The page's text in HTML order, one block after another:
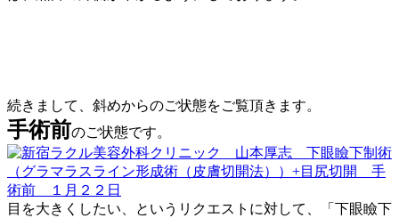
続きまして、斜めからのご状態をご覧頂きます。
手術前のご状態です。
目を大きくしたい、というリクエストに対して、「下眼瞼下